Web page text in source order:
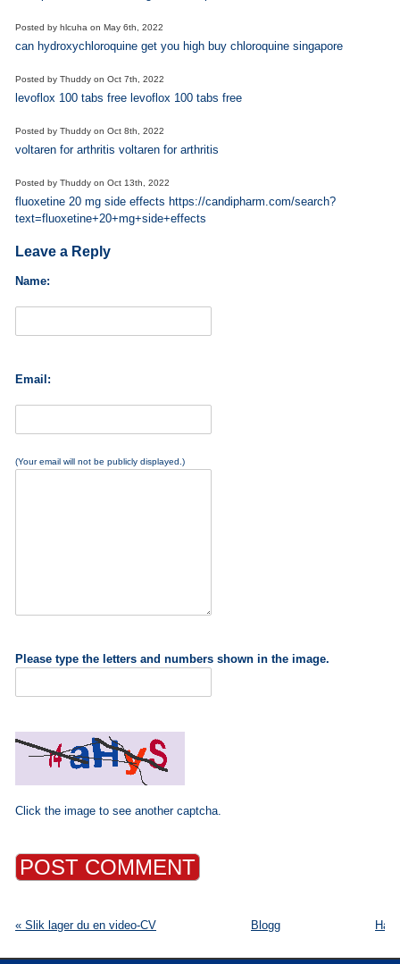
Posted byhlcuhaonMay 6th, 2022
can hydroxychloroquine get you high buy chloroquine singapore
Posted byThuddyonOct 7th, 2022
levoflox 100 tabs free levoflox 100 tabs free
Posted byThuddyonOct 8th, 2022
voltaren for arthritis voltaren for arthritis
Posted byThuddyonOct 13th, 2022
fluoxetine 20 mg side effects https://candipharm.com/search?
text=fluoxetine+20+mg+side+effects
Leave a Reply
Name:
Email:
(Your email will not be publicly displayed.)
Please type the letters and numbers shown in the image.
Click the image to see another captcha.
« Slik lager du en video-CV Blogg Har